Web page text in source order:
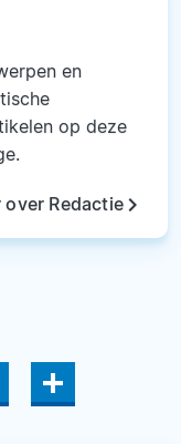
en
op deze
over Redactiekeyboard_arrow_right
Deel